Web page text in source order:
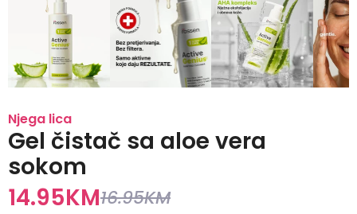
Njega lica
Gel čistač sa aloe vera
sokom
14.95KM16.95KM